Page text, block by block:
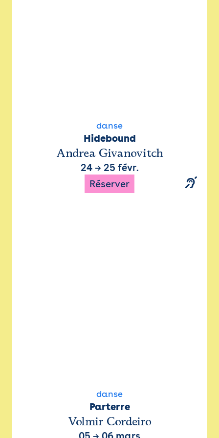
danse
Hidebound
Andrea Givanovitch
24→ 25 févr.
Réserver
danse
Parterre
Volmir Cordeiro